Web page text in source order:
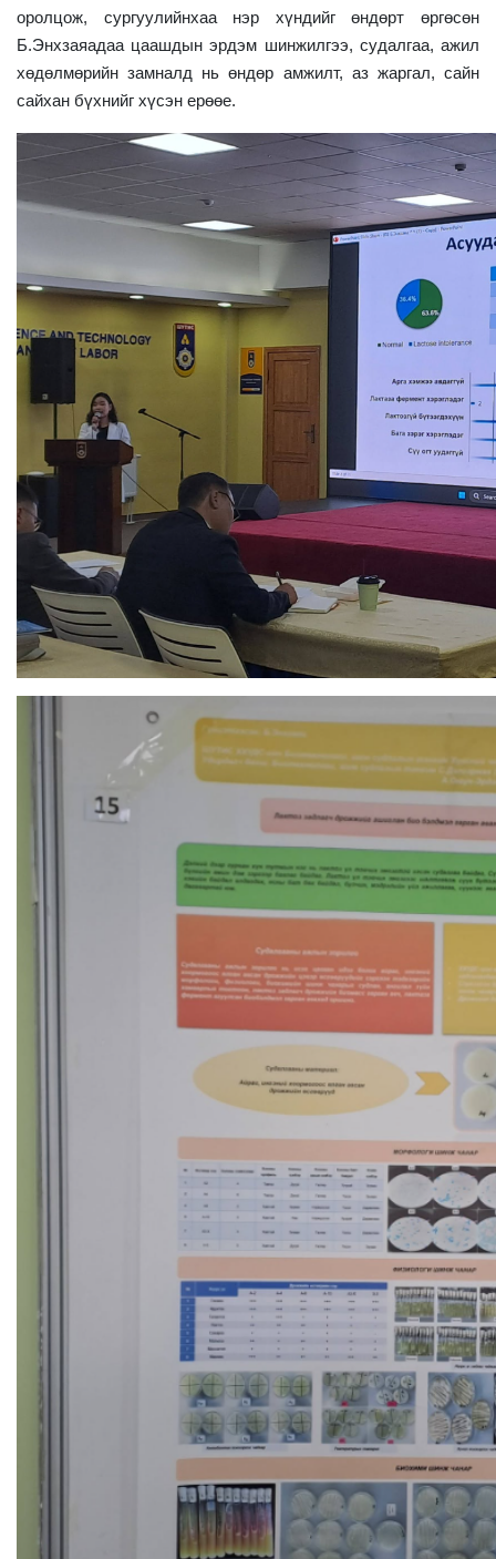
оролцож, сургуулийнхаа нэр хүндийг өндөрт өргөсөн
Б.Энхзаяадаа цаашдын эрдэм шинжилгээ, судалгаа, ажил
хөдөлмөрийн замналд нь өндөр амжилт, аз жаргал, сайн
сайхан бүхнийг хүсэн ерөөе.